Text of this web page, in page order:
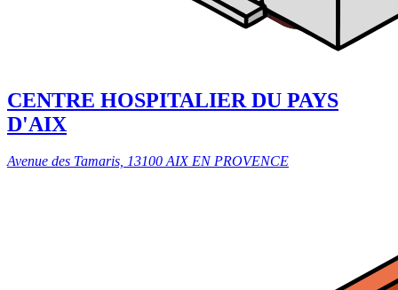
CENTRE HOSPITALIER DU PAYS
D'AIX
Avenue des Tamaris, 13100 AIX EN PROVENCE